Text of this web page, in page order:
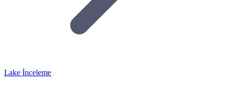
Lake İnceleme